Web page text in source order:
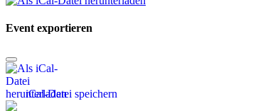
Event exportieren
iCal-Datei speichern